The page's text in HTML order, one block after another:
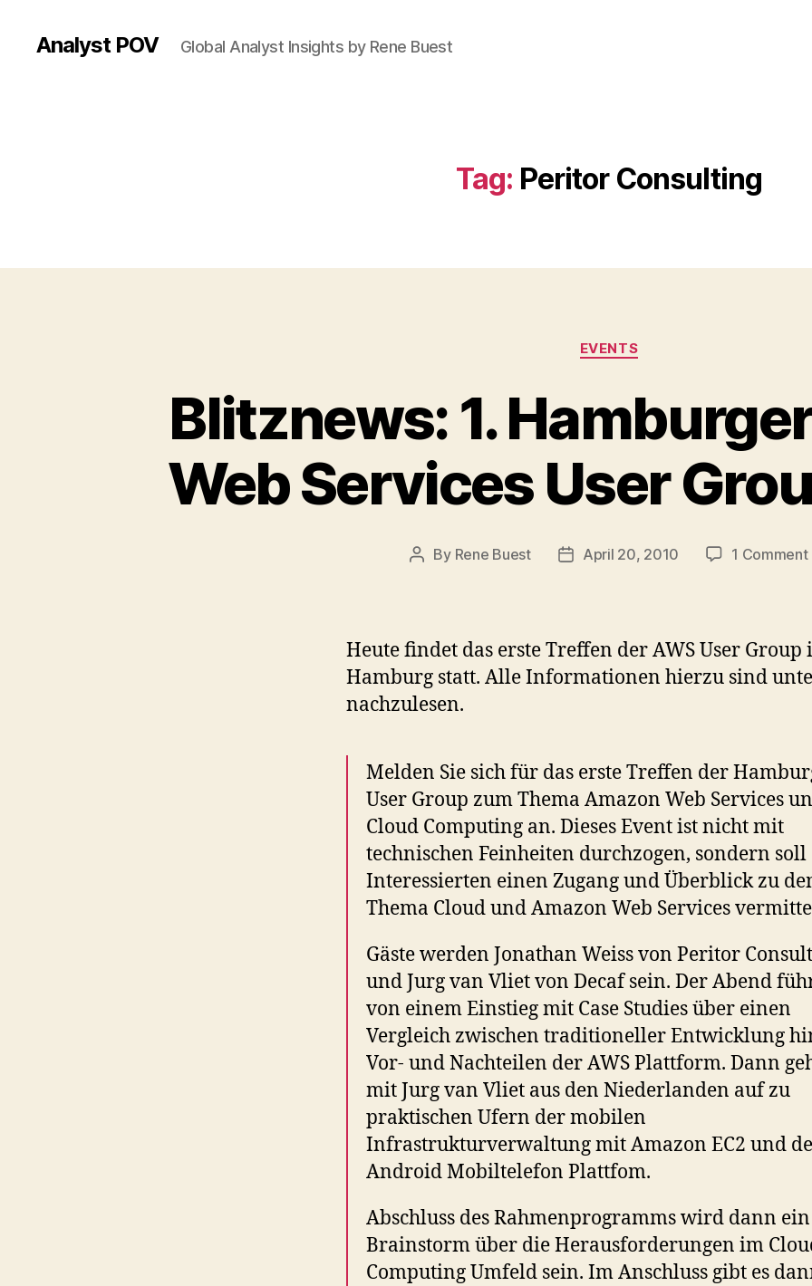
Analyst POV Global Analyst Insights by Rene Buest
Tag: Peritor Consulting
Categories
EVENTS
Blitznews: 1.
Web Services User
Post
By Rene Buest
PostApril 20, 2010 1 Comment
Heute findet das erste Treffen der AWS User Group
Hamburg statt. Alle Informationen hierzu sind
nachzulesen.
Melden Sie sich für das erste Treffen der
User Group zum Thema Amazon Web Services
Cloud Computing an. Dieses Event ist nicht mit
technischen Feinheiten durchzogen, sondern
Interessierten einen Zugang und Überblick zu
Thema Cloud und Amazon Web Services
Gäste werden Jonathan Weiss von Peritor
und Jurg van Vliet von Decaf sein. Der Abend
von einem Einstieg mit Case Studies über einen
Vergleich zwischen traditioneller Entwicklung
Vor- und Nachteilen der AWS Plattform. Dann
mit Jurg van Vliet aus den Niederlanden auf zu
praktischen Ufern der mobilen
Infrastrukturverwaltung mit Amazon EC2 und
Android Mobiltelefon Plattfom.
Abschluss des Rahmenprogramms wird dann ein
Brainstorm über die Herausforderungen im
Computing Umfeld sein. Im Anschluss gibt es